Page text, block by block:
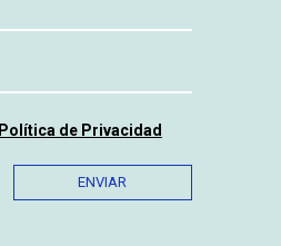
Política de Privacidad
ENVIAR